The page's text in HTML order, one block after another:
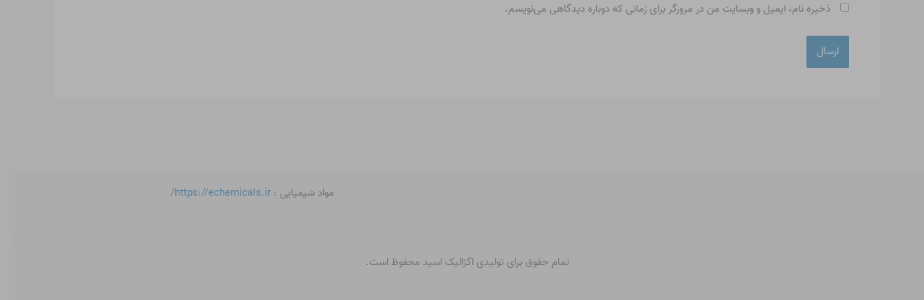
ذخیره نام، ایمیل و وبسایت من در مرورگر برای زمانی که دوباره دیدگاهی می‌نویسم.
مواد شیمیایی : https://echemicals.ir/
تمام حقوق برای تولیدی اگزالیک اسید محفوظ است.